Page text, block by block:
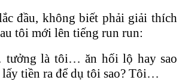
đầu, không biết phải giải thích
tôi mới lên tiếng run run:
tưởng là tôi… ăn hối lộ hay sao
tiền ra để dụ tôi sao? Tôi…